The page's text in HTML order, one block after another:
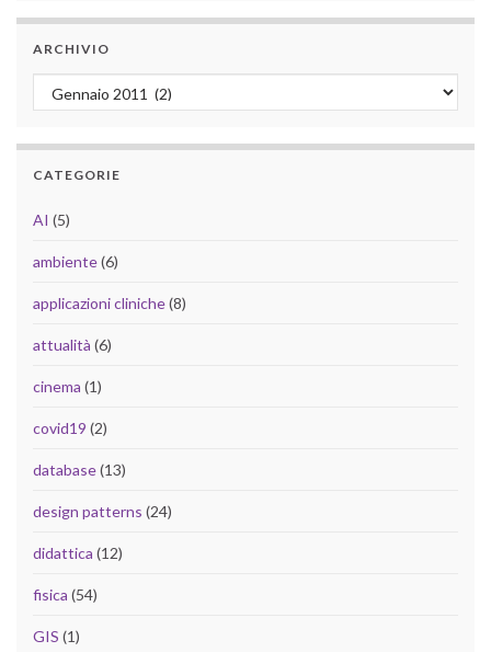
ARCHIVIO
Archivio
CATEGORIE
AI (5)
ambiente(6)
applicazioni cliniche(8)
attualità (6)
cinema (1)
covid19 (2)
database(13)
design patterns (24)
didattica (12)
fisica (54)
GIS (1)